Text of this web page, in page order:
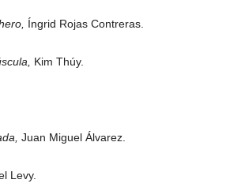
Íngrid Rojas Contreras.
Kim Thúy.
Juan Miguel Álvarez.
Levy.